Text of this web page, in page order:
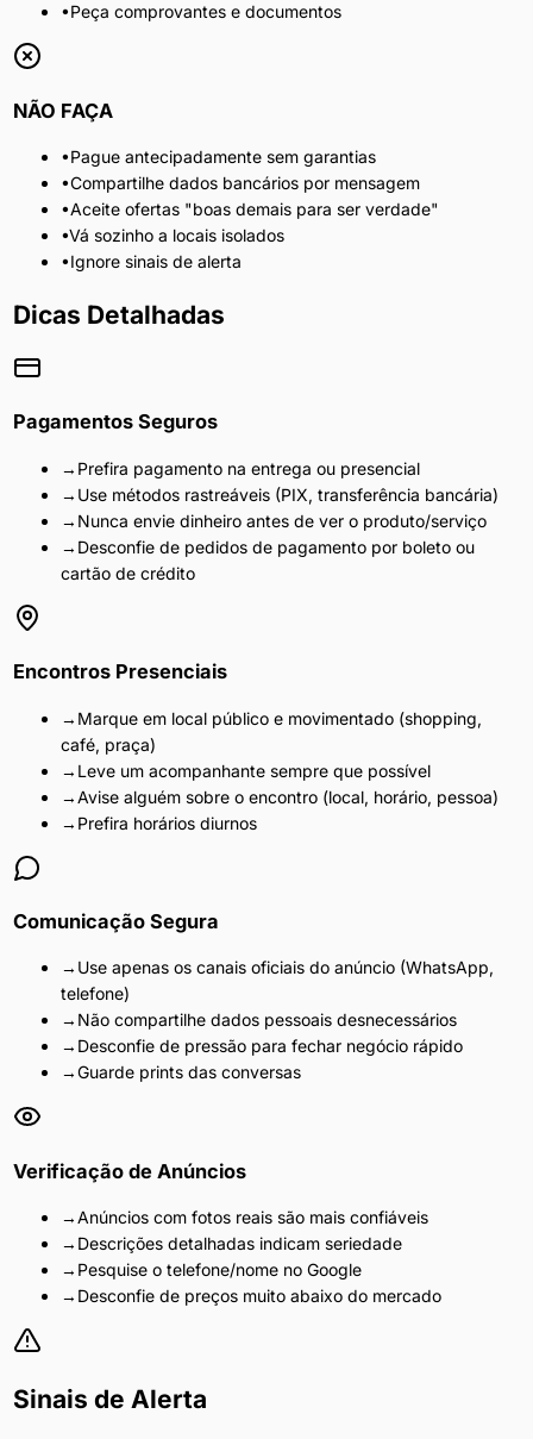
•Peça comprovantes e documentos
NÃO FAÇA
•Pague antecipadamente sem garantias
•Compartilhe dados bancários por mensagem
•Aceite ofertas "boas demais para ser verdade"
•Vá sozinho a locais isolados
•Ignore sinais de alerta
Dicas Detalhadas
Pagamentos Seguros
→ Prefira pagamento na entrega ou presencial
→ Use métodos rastreáveis (PIX, transferência bancária)
→ Nunca envie dinheiro antes de ver o produto/serviço
→ Desconfie de pedidos de pagamento por boleto ou
cartão de crédito
Encontros Presenciais
→ Marque em local público e movimentado (shopping,
café, praça)
→ Leve um acompanhante sempre que possível
→Avise alguém sobre o encontro (local, horário, pessoa)
→ Prefira horários diurnos
Comunicação Segura
→ Use apenas os canais oficiais do anúncio (WhatsApp,
telefone)
→ Não compartilhe dados pessoais desnecessários
→ Desconfie de pressão para fechar negócio rápido
→Guarde prints das conversas
Verificação de Anúncios
→Anúncios com fotos reais são mais confiáveis
→ Descrições detalhadas indicam seriedade
→ Pesquise o telefone/nome no Google
→ Desconfie de preços muito abaixo do mercado
Sinais de Alerta